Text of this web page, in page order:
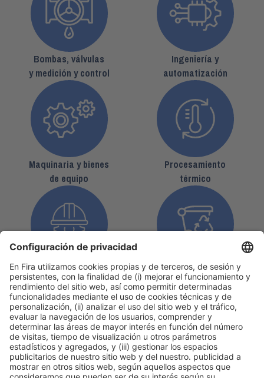
Bombas, válvulas
y medición y control
Ingeniería y
automatización
Maquinaria y bienes
de equipo
Procesamiento
térmico
Seguridad industrial
y laboral
Tecnología ambiental
y gestión de residuos
Centros de investigación
Tejido asociativo